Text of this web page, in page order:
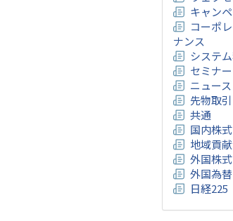
キャン
コーポ
ナンス
システ
セミナー
ニュー
先物取引
共通
国内株式
地域貢
外国株式
外国為替
日経225